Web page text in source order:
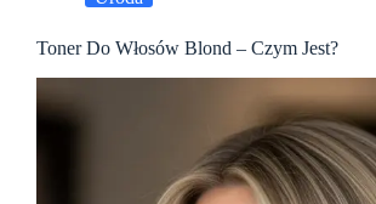
Toner Do Włosów Blond – Czym Jest?